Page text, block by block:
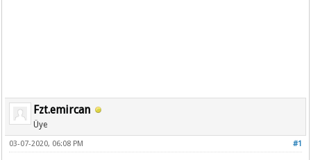
Fzt.emircan
Üye
#1
03-07-2020, 06:08 PM